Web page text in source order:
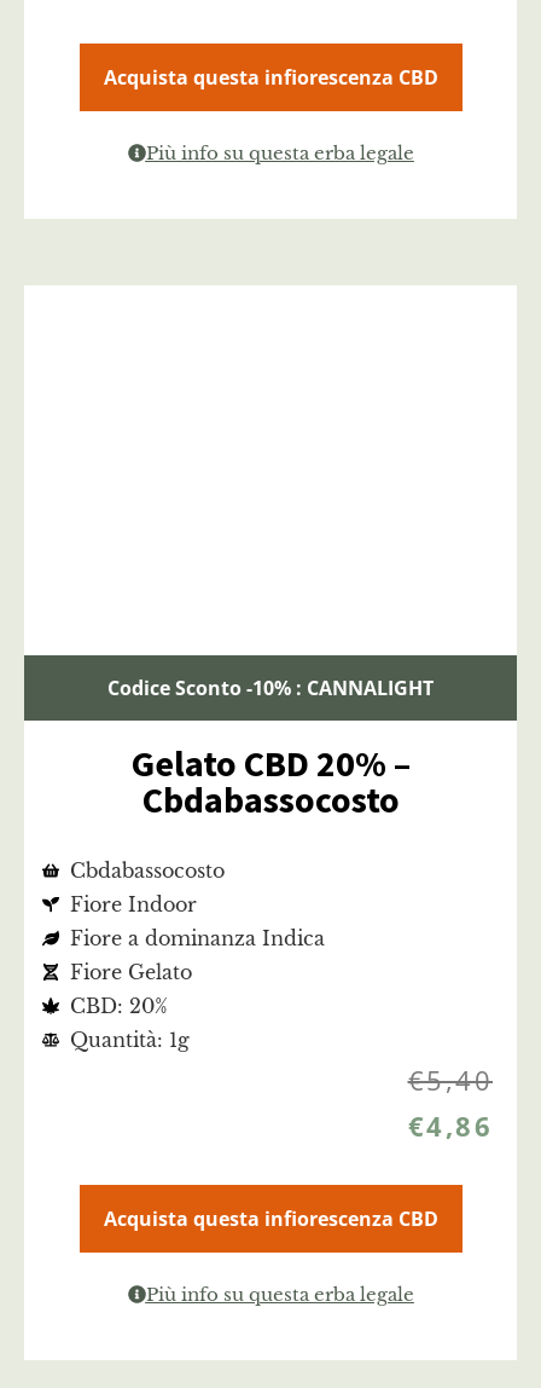
Acquista questa infiorescenza CBD
Più info su questa erba legale
Codice Sconto -10% : CANNALIGHT
Gelato CBD 20% –
Cbdabassocosto
Cbdabassocosto
Fiore Indoor
Fiore a dominanza Indica
Fiore Gelato
CBD: 20%
Quantità: 1g
€5,40
€4,86
Acquista questa infiorescenza CBD
Più info su questa erba legale